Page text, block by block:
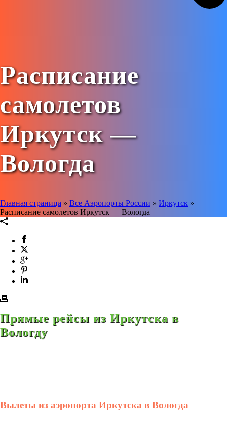
Расписание
самолетов
Иркутск —
Вологда
Главная страница » Все Аэропорты России » Иркутск »
Расписание самолетов Иркутск — Вологда
Прямые рейсы из Иркутска в
Вологду
Вылеты из аэропорта Иркутска в Вологда